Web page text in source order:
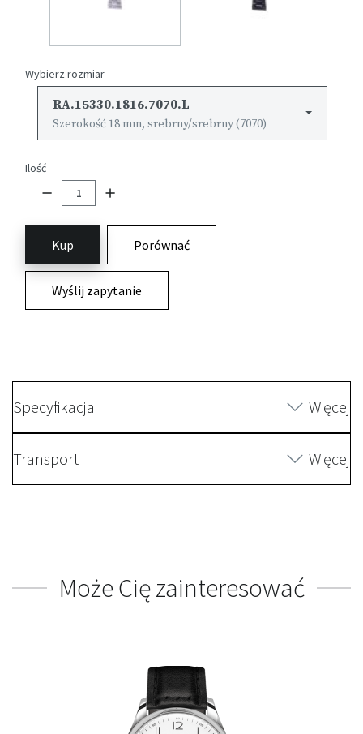
Wybierz rozmiar
RA.15330.1816.7070.L
Szerokość 18 mm, srebrny/srebrny (7070)
Ilość
Kup Porównać
Wyślij zapytanie
Specyfikacja Więcej
Transport Więcej
Może Cię zainteresować